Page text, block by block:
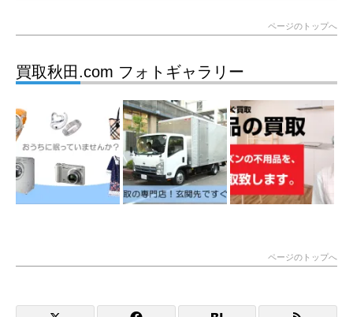
ページのトップへ
買取秋田.com フォトギャラリー
ページのトップへ